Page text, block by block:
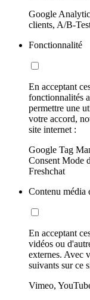
Google
clients, A/B-
Fonctionnalité
En acceptant
fonctionnalités
permettre une
votre accord,
site internet :
Google Tag
Consent Mode
Freshchat
Contenu média
En acceptant
vidéos ou
externes. Avec
suivants sur ce
Vimeo,